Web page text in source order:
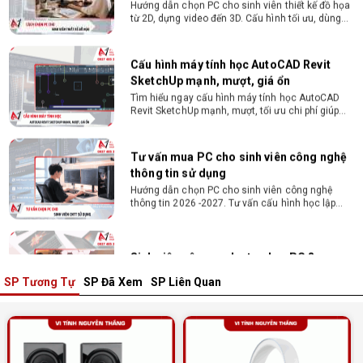
Cấu hình máy tính học AutoCAD Revit
SketchUp mạnh, mượt, giá ổn
dân thiết kế, kiến trúc vận hành mượt mà, không
giật lag.
Tư vấn mua PC cho sinh viên công nghệ
thông tin sử dụng
trình, chạy Docker, máy ảo, Android Studio tối ưu
chi phí.
Sinh viên nên mua laptop hay PC ?
ngành, hợp túi tiền!
Laptop Sinh Viên 15–20 Triệu 2026: Cấu
Hình Nào Đáng Tiền?
Tìm laptop sinh viên 15–20 triệu phù hợp ngành
học năm 2026? Khám phá cách chọn cấu hình,
RAM, SSD, màn hình và khả năng nâng cấp hợp lý.
SP Tương Tự SP Đã Xem SP Liên Quan